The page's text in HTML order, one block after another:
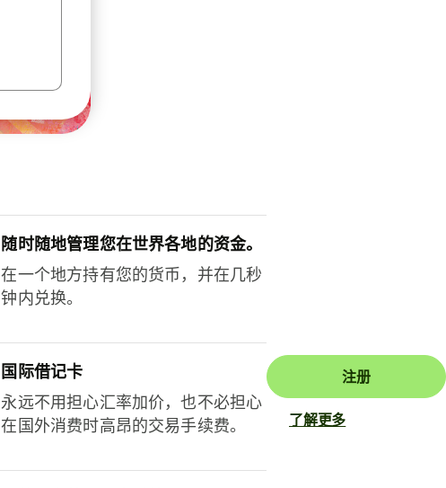
随时随地管理您在世界各地的资金。
在一个地方持有您的货币，并在几秒
钟内兑换。
国际借记卡
永远不用担心汇率加价，也不必担心
在国外消费时高昂的交易手续费。
注册
了解更多